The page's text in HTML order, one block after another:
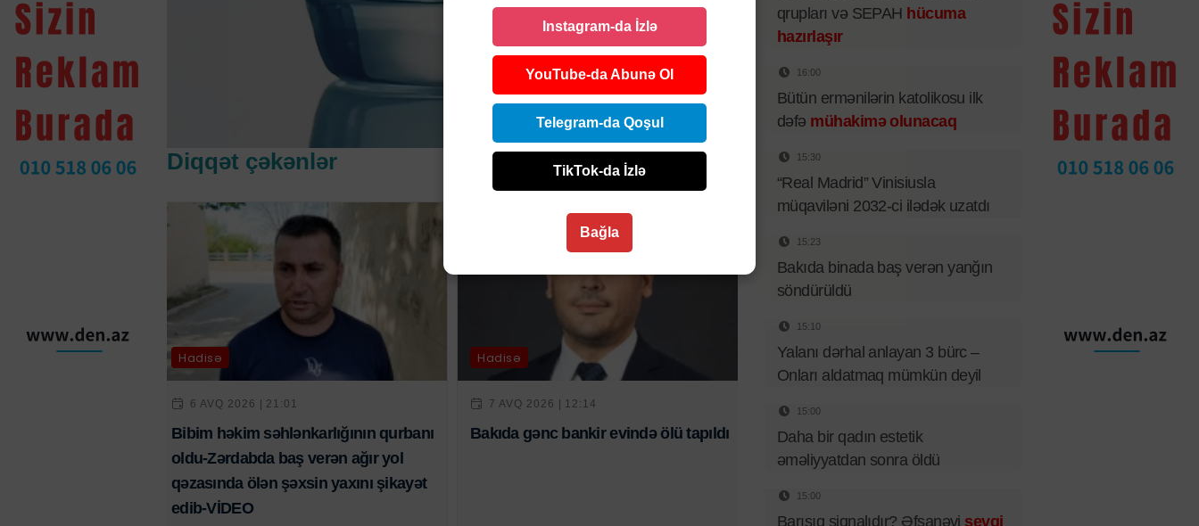
Diqqət çəkənlər
Hadisə
6 AVQ 2026 | 21:01
Bibim həkim səhlənkarlığının qurbanı
oldu-Zərdabda baş verən ağır yol
qəzasında ölən şəxsin yaxını şikayət
edib-VİDEO
Hadisə
7 AVQ 2026 | 12:14
Bakıda gənc bankir evində ölü tapıldı
qrupları və SEPAH hücuma
hazırlaşır
16:00
Bütün ermənilərin katolikosu ilk
dəfə mühakimə olunacaq
15:30
“Real Madrid” Vinisiusla
müqaviləni 2032-ci ilədək uzatdı
15:23
Bakıda binada baş verən yanğın
söndürüldü
15:10
Yalanı dərhal anlayan 3 bürc –
Onları aldatmaq mümkün deyil
15:00
Daha bir qadın estetik
əməliyyatdan sonra öldü
15:00
Barışıq siqnalıdır? Əfsanəvi sevgi
Instagram-da İzlə
YouTube-da Abunə Ol
Telegram-da Qoşul
TikTok-da İzlə
Bağla